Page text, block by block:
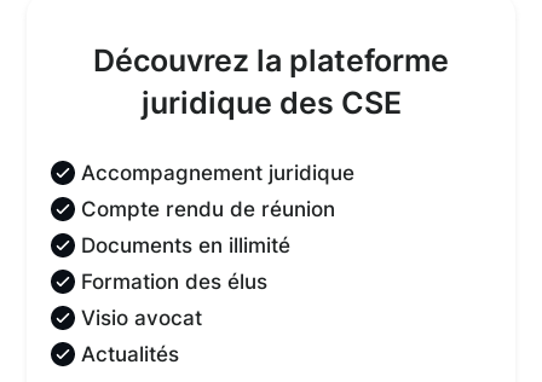
Découvrez la plateforme
juridique des CSE
Accompagnement juridique
Compte rendu de réunion
Documents en illimité
Formation des élus
Visio avocat
Actualités